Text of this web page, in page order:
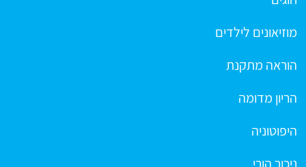
מוזיאונים לילדים
הוראה מתקנת
הריון מדומה
היפוטוניה